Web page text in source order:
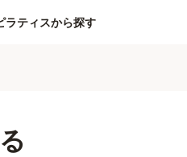
ラティスから探す